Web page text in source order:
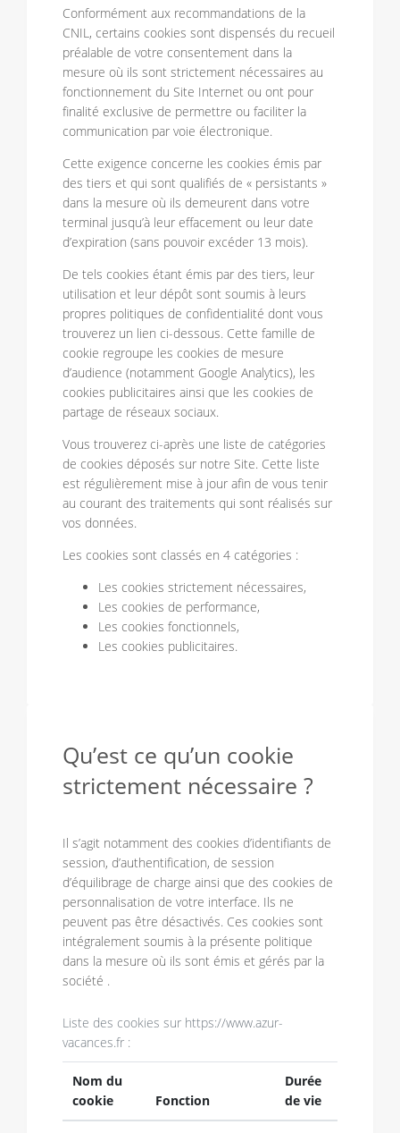
Conformément aux recommandations de la
CNIL, certains cookies sont dispensés du recueil
préalable de votre consentement dans la
mesure où ils sont strictement nécessaires au
fonctionnement du Site Internet ou ont pour
finalité exclusive de permettre ou faciliter la
communication par voie électronique.
Cette exigence concerne les cookies émis par
des tiers et qui sont qualifiés de « persistants »
dans la mesure où ils demeurent dans votre
terminal jusqu’à leur effacement ou leur date
d’expiration (sans pouvoir excéder 13 mois).
De tels cookies étant émis par des tiers, leur
utilisation et leur dépôt sont soumis à leurs
propres politiques de confidentialité dont vous
trouverez un lien ci-dessous. Cette famille de
cookie regroupe les cookies de mesure
d’audience (notamment Google Analytics), les
cookies publicitaires ainsi que les cookies de
partage de réseaux sociaux.
Vous trouverez ci-après une liste de catégories
de cookies déposés sur notre Site. Cette liste
est régulièrement mise à jour afin de vous tenir
au courant des traitements qui sont réalisés sur
vos données.
Les cookies sont classés en 4 catégories :
Les cookies strictement nécessaires,
Les cookies de performance,
Les cookies fonctionnels,
Les cookies publicitaires.
Qu’est ce qu’un cookie
strictement nécessaire ?
Il s’agit notamment des cookies d’identifiants de
session, d’authentification, de session
d’équilibrage de charge ainsi que des cookies de
personnalisation de votre interface. Ils ne
peuvent pas être désactivés. Ces cookies sont
intégralement soumis à la présente politique
dans la mesure où ils sont émis et gérés par la
société .
Liste des cookies sur https://www.azur-
vacances.fr :
Nom du
cookie
Fonction
Durée
de vie